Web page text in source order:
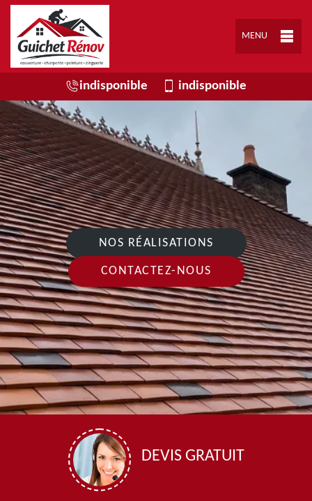
MENU
indisponible indisponible
NOS RÉALISATIONS
CONTACTEZ-NOUS
DEVIS GRATUIT